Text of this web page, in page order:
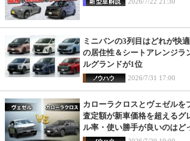
ミニバンの3列目はどれが快
の居住性＆シートアレンジラ
ルグランドが1位
2026/7/31 17:00
カローラクロスとヴェゼルを
査定額が新車価格を超えるグ
ル率・使い勝手が良いのはど